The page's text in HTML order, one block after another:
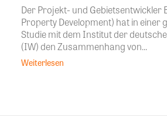
Der Projekt- und Gebietsentwickler
Property Development) hat in einer
Studie mit dem Institut der
(IW) den Zusammenhang von...
Weiterlesen